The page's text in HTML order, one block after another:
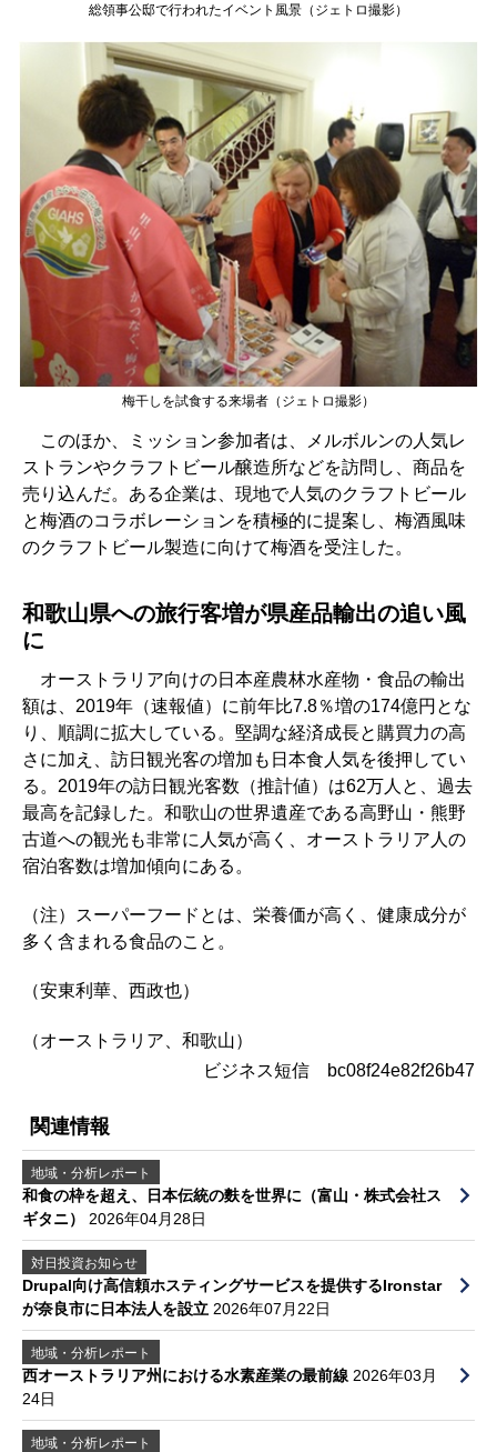
総領事公邸で行われたイベント風景（ジェトロ撮影）
梅干しを試食する来場者（ジェトロ撮影）
このほか、ミッション参加者は、メルボルンの人気レ
ストランやクラフトビール醸造所などを訪問し、商品を
売り込んだ。ある企業は、現地で人気のクラフトビール
と梅酒のコラボレーションを積極的に提案し、梅酒風味
のクラフトビール製造に向けて梅酒を受注した。
和歌山県への旅行客増が県産品輸出の追い風
に
オーストラリア向けの日本産農林水産物・食品の輸出
額は、2019年（速報値）に前年比7.8％増の174億円とな
り、順調に拡大している。堅調な経済成長と購買力の高
さに加え、訪日観光客の増加も日本食人気を後押してい
る。2019年の訪日観光客数（推計値）は62万人と、過去
最高を記録した。和歌山の世界遺産である高野山・熊野
古道への観光も非常に人気が高く、オーストラリア人の
宿泊客数は増加傾向にある。
（注）スーパーフードとは、栄養価が高く、健康成分が
多く含まれる食品のこと。
（安東利華、西政也）
（オーストラリア、和歌山）
ビジネス短信 bc08f24e82f26b47
関連情報
地域・分析レポート
和食の枠を超え、日本伝統の麩を世界に（富山・株式会社ス
ギタニ） 2026年04月28日
対日投資お知らせ
Drupal向け高信頼ホスティングサービスを提供するIronstar
が奈良市に日本法人を設立 2026年07月22日
地域・分析レポート
西オーストラリア州における水素産業の最前線 2026年03月
24日
地域・分析レポート